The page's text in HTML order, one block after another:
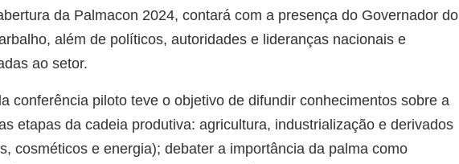
da Palmacon 2024, contará com a presença do Governador do
além de políticos, autoridades e lideranças nacionais e
ao setor.
conferência piloto teve o objetivo de difundir conhecimentos sobre a
etapas da cadeia produtiva: agricultura, industrialização e derivados
cosméticos e energia); debater a importância da palma como